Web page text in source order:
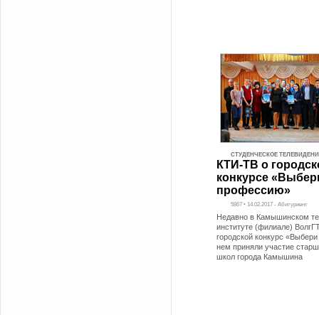
СТУДЕНЧЕСКОЕ
КТИ-ТВ о
конкурсе
профессию»
5867 • 14.02.2017 - Абитуриент
Недавно в Камышинском
институте (филиале)
городской конкурс
нем приняли участие
школ города Камышина